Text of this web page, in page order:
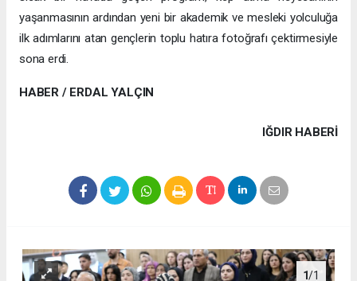
yaşanmasının ardından yeni bir akademik ve mesleki yolculuğa
ilk adımlarını atan gençlerin toplu hatıra fotoğrafı çektirmesiyle
sona erdi.
HABER / ERDAL YALÇIN
IĞDIR HABERİ
1/1